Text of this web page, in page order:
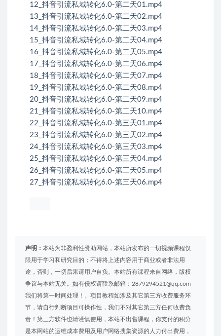
12_抖音引流私域转化6.0-第二天01.mp4
13_抖音引流私域转化6.0-第二天02.mp4
14_抖音引流私域转化6.0-第二天03.mp4
15_抖音引流私域转化6.0-第二天04.mp4
16_抖音引流私域转化6.0-第二天05.mp4
17_抖音引流私域转化6.0-第二天06.mp4
18_抖音引流私域转化6.0-第二天07.mp4
19_抖音引流私域转化6.0-第二天08.mp4
20_抖音引流私域转化6.0-第二天09.mp4
21_抖音引流私域转化6.0-第二天10.mp4
22_抖音引流私域转化6.0-第三天01.mp4
23_抖音引流私域转化6.0-第三天02.mp4
24_抖音引流私域转化6.0-第三天03.mp4
25_抖音引流私域转化6.0-第三天04.mp4
26_抖音引流私域转化6.0-第三天05.mp4
27_抖音引流私域转化6.0-第三天06.mp4
声明： 本站为非盈利性赞助网站，本站所发布的一切视频课程仅
限用于学习和研究目的；不得将上述内容用于商业或者非法用
途，否则，一切后果请用户自负。本站所有课程来自网络，版权
争议与本站无关。如有侵权请联系邮箱：2879294521@qq.com
我们将第一时间处理！。项目教程如涉及其它第三方收费服务环
节，请自行判断项目可操作性，我们不对其它第三方任何收费负
责！第三方软件也请谨慎使用，本站不出售课程，你支付的积分
是本网站的运维成本费用及用户网络搜集资源的人力付出费用，